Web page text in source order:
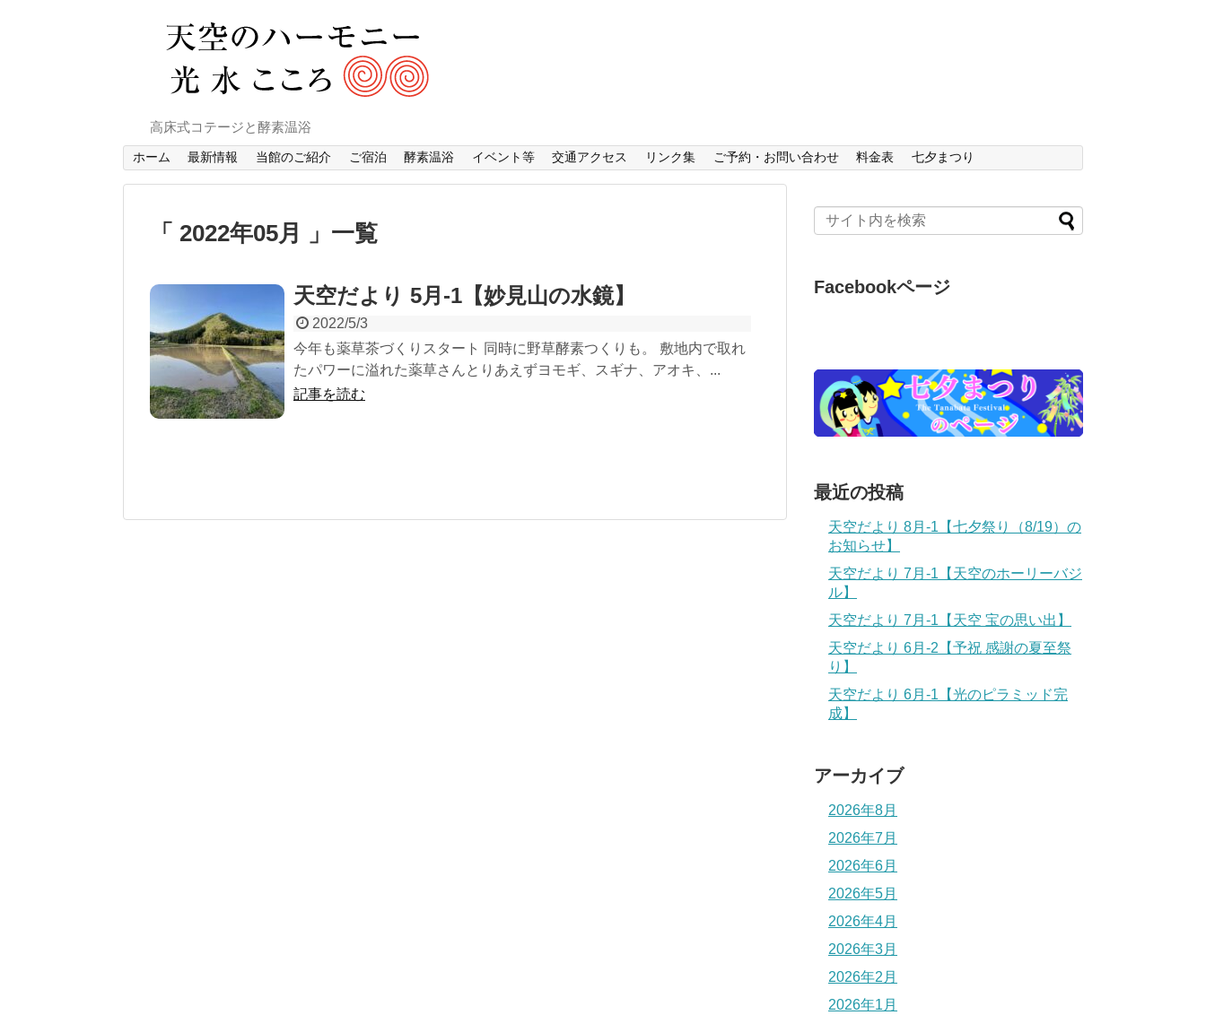
高床式コテージと酵素温浴
ホーム 最新情報 当館のご紹介 ご宿泊 酵素温浴 イベント等 交通アクセス リンク集 ご予約・お問い合わせ 料金表 七夕まつり
2022年05月 一覧
天空だより 5月-1【妙見山の水鏡】
2022/5/3
今年も薬草茶づくりスタート 同時に野草酵素つくりも。 敷地内で取れ
たパワーに溢れた薬草さんとりあえずヨモギ、スギナ、アオキ、...
記事を読む
Facebookページ
最近の投稿
天空だより 8月-1【七夕祭り（8/19）の
お知らせ】
天空だより 7月-1【天空のホーリーバジ
ル】
天空だより 7月-1【天空 宝の思い出】
天空だより 6月-2【予祝 感謝の夏至祭
り】
天空だより 6月-1【光のピラミッド完
成】
アーカイブ
2026年8月
2026年7月
2026年6月
2026年5月
2026年4月
2026年3月
2026年2月
2026年1月